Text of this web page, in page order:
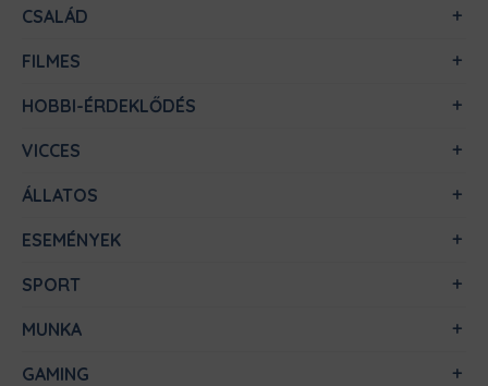
CSALÁD
FILMES
HOBBI-ÉRDEKLŐDÉS
VICCES
ÁLLATOS
ESEMÉNYEK
SPORT
MUNKA
GAMING